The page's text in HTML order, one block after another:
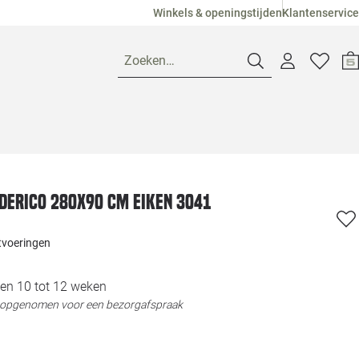
Winkels & openingstijdenKlantenservice
Zoeken…
280x90 cm Eiken 3041
10 tot 12 weken
voor een bezorgafspraak